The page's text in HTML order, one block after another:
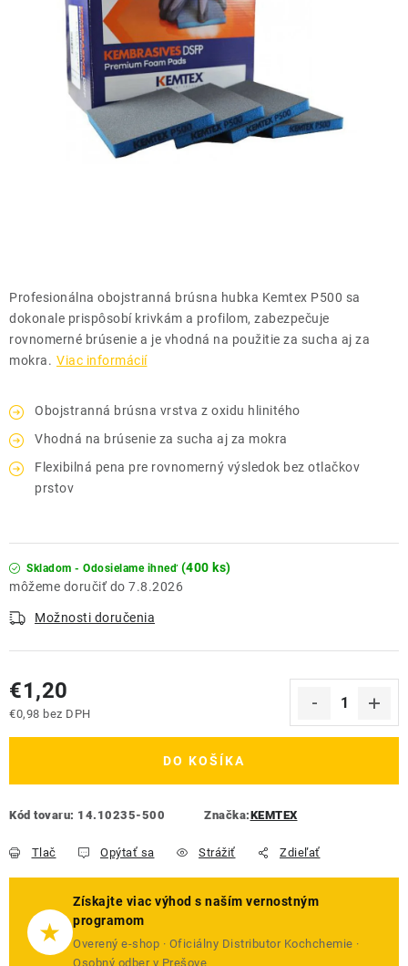
DARČEKOVÉ POUKAZY
ČISTENIE A ÚDRŽBA LODÍ
Profesionálna obojstranná brúsna hubka Kemtex P500 sa
dokonale prispôsobí krivkám a profilom, zabezpečuje
rovnomerné brúsenie a je vhodná na použitie za sucha aj za
mokra. Viac informácií
Obojstranná brúsna vrstva z oxidu hlinitého
Vhodná na brúsenie za sucha aj za mokra
Flexibilná pena pre rovnomerný výsledok bez otlačkov
prstov
Skladom - Odosielame ihneď (400 ks)
7.8.2026
Možnosti doručenia
€1,20
€0,98 bez DPH
DO KOŠÍKA
Kód tovaru: 14.10235-500 Značka:KEMTEX
Tlač Opýtať sa Strážiť Zdieľať
★
Získajte viac výhod s naším vernostným
programom
Overený e-shop · Oficiálny Distributor Kochchemie ·
Osobný odber v Prešove